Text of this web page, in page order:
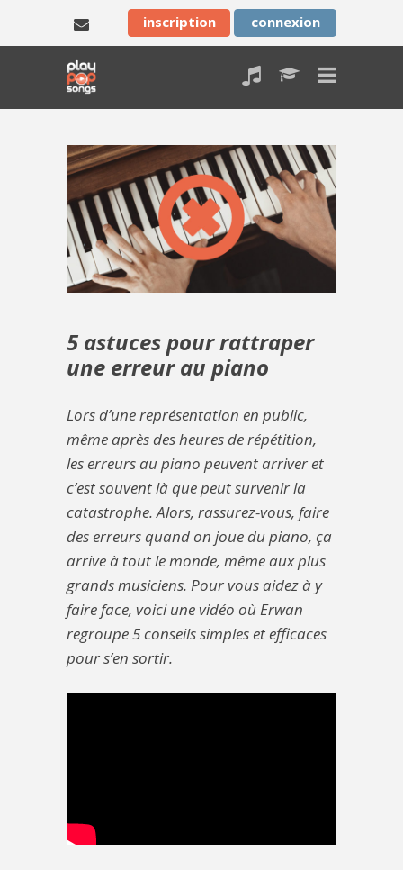
inscription connexion
5 astuces pour rattraper
une erreur au piano
Lors d’une représentation en public,
même après des heures de répétition,
les erreurs au piano peuvent arriver et
c’est souvent là que peut survenir la
catastrophe. Alors, rassurez-vous, faire
des erreurs quand on joue du piano, ça
arrive à tout le monde, même aux plus
grands musiciens. Pour vous aidez à y
faire face, voici une vidéo où Erwan
regroupe 5 conseils simples et efficaces
pour s’en sortir.